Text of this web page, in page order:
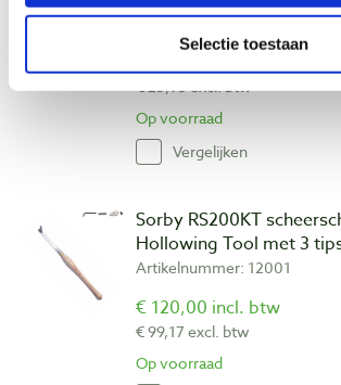
Selectie toestaan
Artikelnummer: 24916
€ 25,95 excl. btw
Op voorraad
Vergelijken
Sorby RS200KT
Hollowing Tool met 3
Artikelnummer: 12001
€ 120,00 incl. btw
€ 99,17 excl. btw
Op voorraad